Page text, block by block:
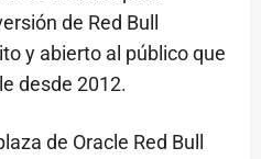
de Red Bull
y abierto al público que
desde 2012.
de Oracle Red Bull